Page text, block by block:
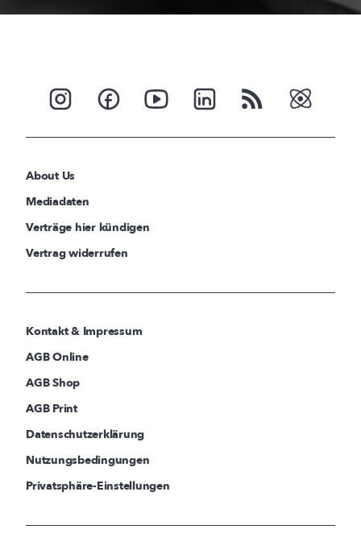
About Us
Mediadaten
Verträge hier kündigen
Vertrag widerrufen
Kontakt & Impressum
AGB Online
AGB Shop
AGB Print
Datenschutzerklärung
Nutzungsbedingungen
Privatsphäre-Einstellungen